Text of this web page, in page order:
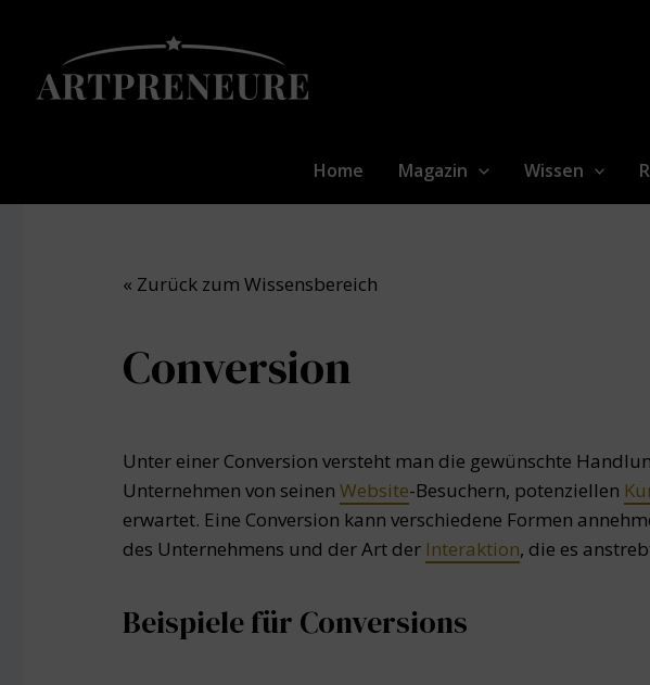
springen
Home Magazin Wissen
« Zurück zum Wissensbereich
Conversion
Unter einer Conversion versteht man die gewünschte
Unternehmen von seinen Website-Besuchern, potenziellen
erwartet. Eine Conversion kann verschiedene Formen
des Unternehmens und der Art der Interaktion, die es
Beispiele für Conversions